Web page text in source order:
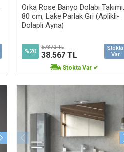
Orka Rose Banyo Dolabı Takımı,
80 cm, Lake Parlak Gri (Aplikli-
Dolaplı Ayna)
%20
Stokta
Var
57372 TL
38.567 TL
Stokta Var ✔